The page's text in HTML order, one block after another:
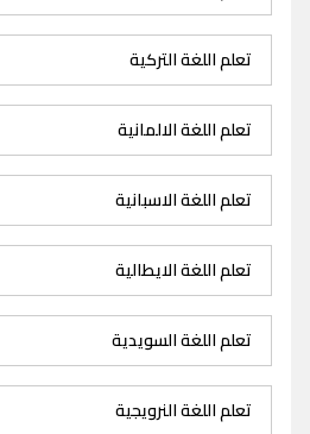
تعلم اللغة التركية
تعلم اللغة الالمانية
تعلم اللغة الاسبانية
تعلم اللغة الايطالية
تعلم اللغة السويدية
تعلم اللغة النرويجية